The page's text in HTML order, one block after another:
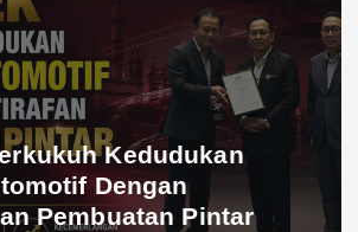
Kedudukan
Dengan
Pembuatan Pintar